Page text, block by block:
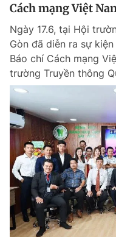
Cách mạng Việt
Ngày 17.6, tại Hội
Gòn đã diễn ra sự
Báo chí Cách mạng
trường Truyền thông